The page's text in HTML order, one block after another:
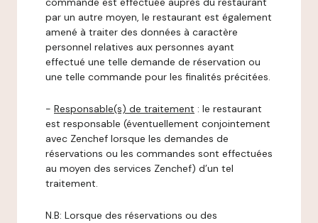
par un autre moyen, le restaurant est également
amené à traiter des données à caractère
personnel relatives aux personnes ayant
effectué une telle demande de réservation ou
une telle commande pour les finalités précitées.
- Responsable(s) de traitement : le restaurant
est responsable (éventuellement conjointement
avec Zenchef lorsque les demandes de
réservations ou les commandes sont effectuées
au moyen des services Zenchef) d’un tel
traitement.
N.B: Lorsque des réservations ou des